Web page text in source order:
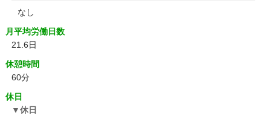
なし
月平均労働日数
21.6日
休憩時間
60分
休日
休日